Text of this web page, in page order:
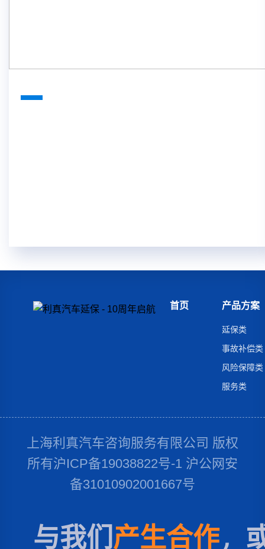
首页 产品方案
延保类
事故补偿类
风险保障类
服务类
上海利真汽车咨询服务有限公司 版权
所有沪ICP备19038822号-1 沪公网安
备31010902001667号
与我们产生合作，